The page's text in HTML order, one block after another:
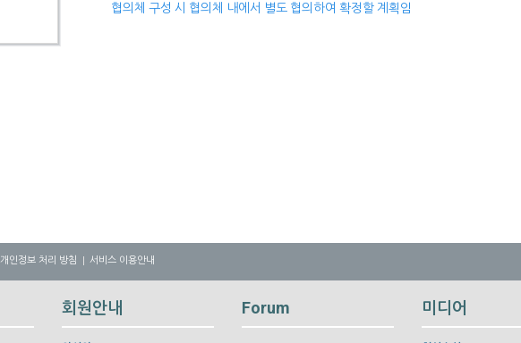
협의체 구성 시 협의체 내에서 별도 협의하여 확정할 계획임
개인정보 처리 방침 서비스 이용안내
회원안내 Forum 미디어